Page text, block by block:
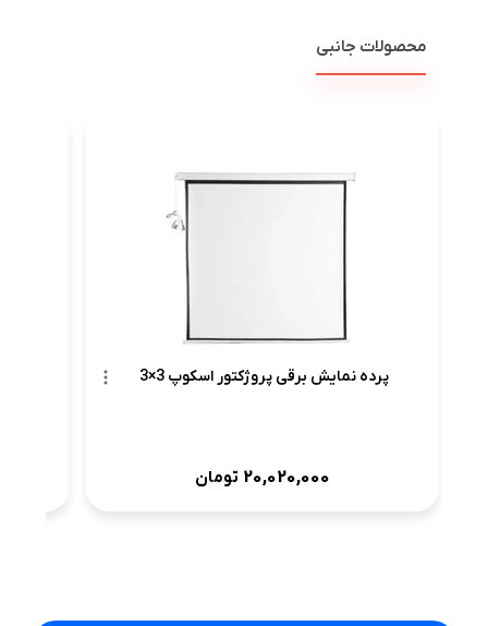
محصولات جانبی
پرده نمایش برقی پروژکتور اسکوپ 3×3
20,020,000 تومان